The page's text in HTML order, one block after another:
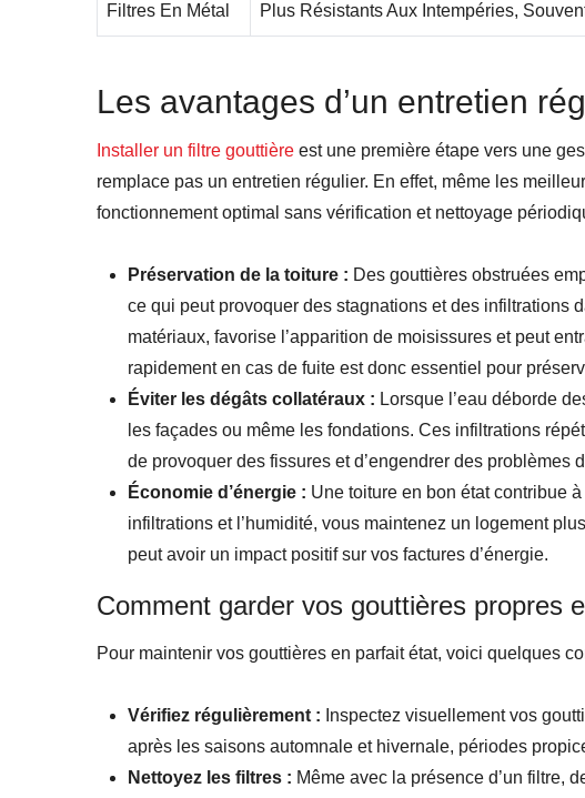
Filtres En Métal Plus Résistants Aux Intempéries,
Les avantages d’un entretien
Installer un filtre gouttière est une première étape vers une
remplace pas un entretien régulier. En effet, même les
fonctionnement optimal sans vérification et nettoyage
Préservation de la toiture : Des gouttières obstruées
ce qui peut provoquer des stagnations et des infiltrations
matériaux, favorise l’apparition de moisissures et peut
rapidement en cas de fuite est donc essentiel pour
Éviter les dégâts collatéraux : Lorsque l’eau déborde
les façades ou même les fondations. Ces infiltrations
de provoquer des fissures et d’engendrer des problèmes
Économie d’énergie : Une toiture en bon état contribue
infiltrations et l’humidité, vous maintenez un logement
peut avoir un impact positif sur vos factures d’énergie.
Comment garder vos gouttières propres
Pour maintenir vos gouttières en parfait état, voici quelques
Vérifiez régulièrement : Inspectez visuellement vos
après les saisons automnale et hivernale, périodes
Nettoyez les filtres : Même avec la présence d’un filtre,